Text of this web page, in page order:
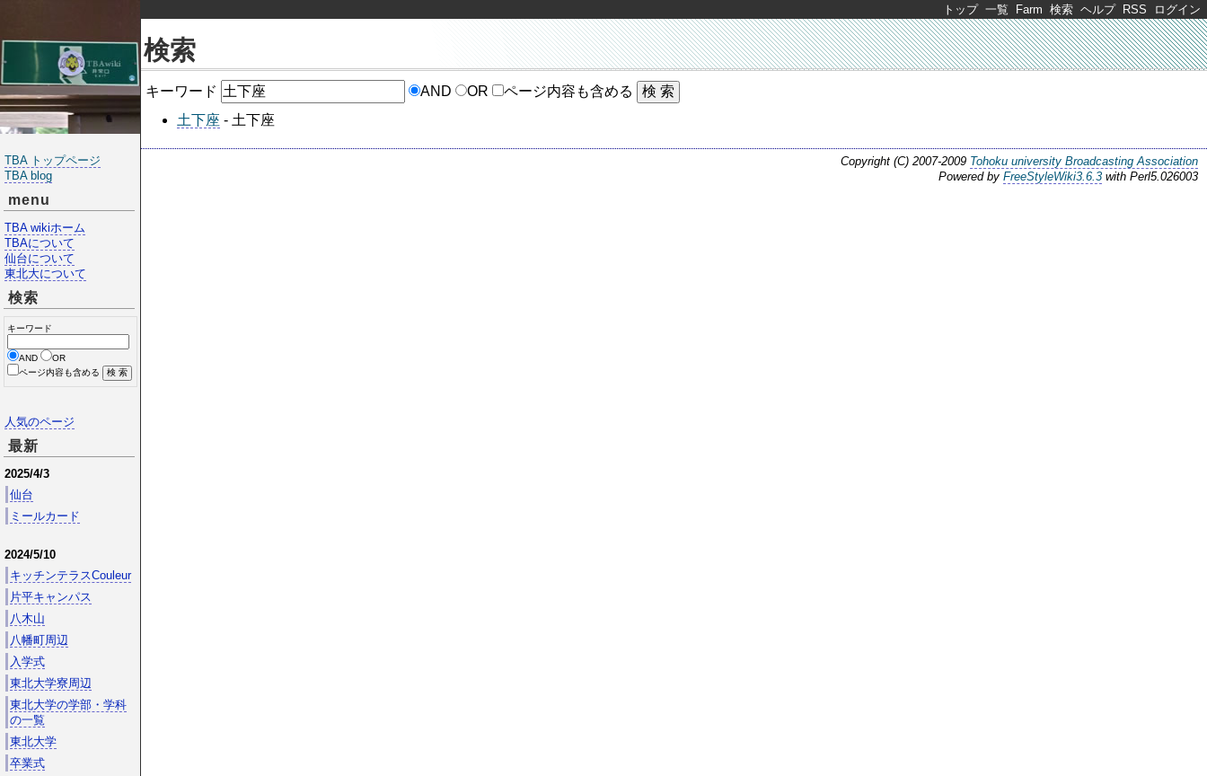
トップ 一覧 Farm 検索 ヘルプ RSS ログイン
検索
キーワード AND OR
ページ内容も含める
土下座 - 土下座
TBA トップページ
TBA blog
menu
TBA wikiホーム
TBAについて
仙台について
東北大について
検索
キーワード
AND
OR
ページ内容も含める
人気のページ
最新
2025/4/3
仙台
ミールカード
2024/5/10
キッチンテラスCouleur
片平キャンパス
八木山
八幡町周辺
入学式
東北大学寮周辺
東北大学の学部・学科
の一覧
東北大学
卒業式
Copyright (C) 2007-2009 Tohoku university Broadcasting Association
Powered by FreeStyleWiki3.6.3 with Perl5.026003